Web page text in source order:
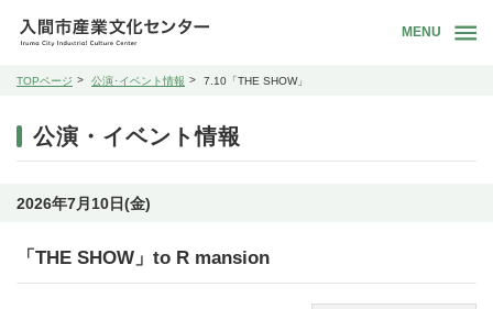
MENU
TOPページ 公演･イベント情報 7.10「THE SHOW」
公演・イベント情報
2026年7月10日(金)
「THE SHOW」to R mansion